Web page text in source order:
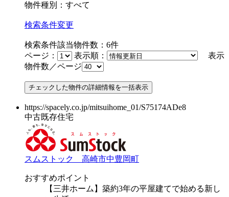
物件種別：すべて
検索条件変更
検索条件該当物件数： 6件
ページ：
表示順：
表示
物件数／ページ
https://spacely.co.jp/mitsuihome_01/S75174ADe8
中古既存住宅
スムストック 高崎市中豊岡町
おすすめポイント
【三井ホーム】築約3年の平屋建てで始める新し